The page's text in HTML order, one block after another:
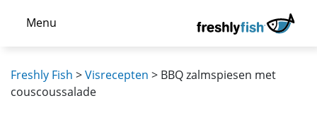
Menu
Freshly Fish >Visrecepten > BBQ zalmspiesen met
couscoussalade